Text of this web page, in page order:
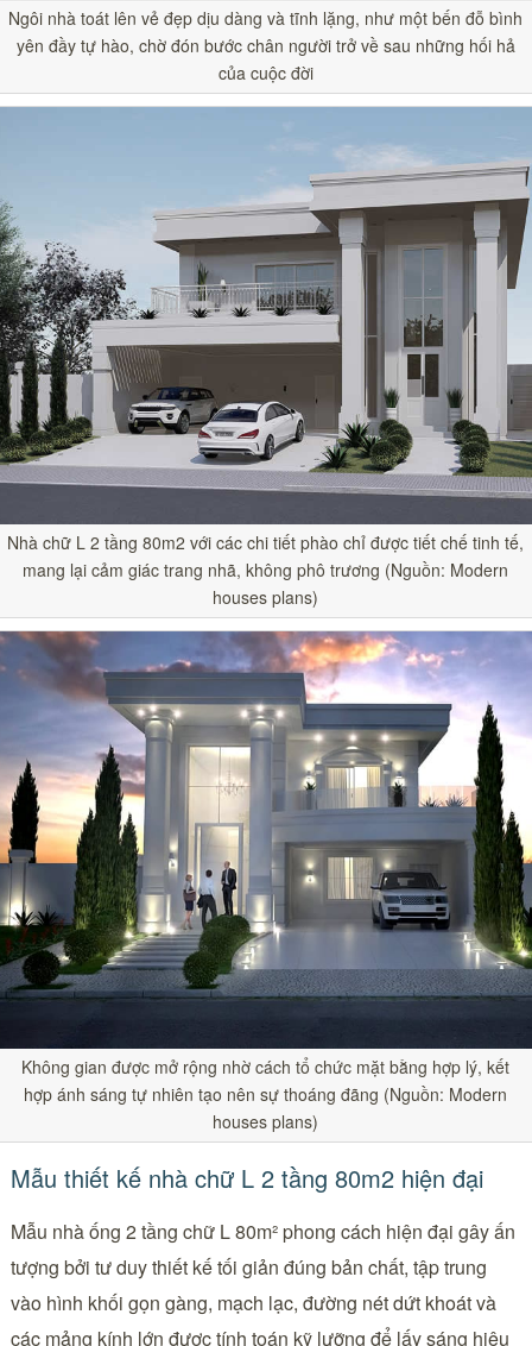
Ngôi nhà toát lên vẻ đẹp dịu dàng và tĩnh lặng, như một bến đỗ bình
yên đầy tự hào, chờ đón bước chân người trở về sau những hối hả
của cuộc đời
Nhà chữ L 2 tầng 80m2 với các chi tiết phào chỉ được tiết chế tinh tế,
mang lại cảm giác trang nhã, không phô trương (Nguồn: Modern
houses plans)
Không gian được mở rộng nhờ cách tổ chức mặt bằng hợp lý, kết
hợp ánh sáng tự nhiên tạo nên sự thoáng đãng (Nguồn: Modern
houses plans)
Mẫu thiết kế nhà chữ L 2 tầng 80m2 hiện đại
Mẫu nhà ống 2 tầng chữ L 80m² phong cách hiện đại gây ấn
tượng bởi tư duy thiết kế tối giản đúng bản chất, tập trung
vào hình khối gọn gàng, mạch lạc, đường nét dứt khoát và
các mảng kính lớn được tính toán kỹ lưỡng để lấy sáng hiệu